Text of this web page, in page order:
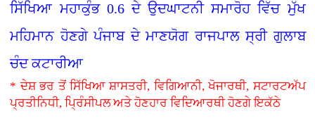
ਸਿੱਖਿਆ ਮਹਾਕੁੰਭ 0.6 ਦੇ ਉਦਘਾਟਨੀ ਸਮਾਰੋਹ ਵਿੱਚ ਮੁੱਖ
ਮਹਿਮਾਨ ਹੋਣਗੇ ਪੰਜਾਬ ਦੇ ਮਾਣਯੋਗ ਰਾਜਪਾਲ ਸ੍ਰੀ ਗੁਲਾਬ
ਚੰਦ ਕਟਾਰੀਆ
* ਦੇਸ਼ ਭਰ ਤੋਂ ਸਿੱਖਿਆ ਸ਼ਾਸਤਰੀ, ਵਿਗਿਆਨੀ, ਖੋਜਾਰਥੀ, ਸਟਾਰਟਅੱਪ
ਪ੍ਰਤੀਨਿਧੀ, ਪ੍ਰਿੰਸੀਪਲ ਅਤੇ ਹੋਣਹਾਰ ਵਿਦਿਆਰਥੀ ਹੋਣਗੇ ਇਕੱਠੇ